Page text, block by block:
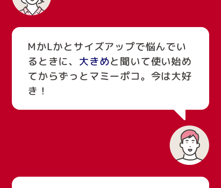
MかLかとサイズアップで悩んでい
るときに、 大きめと聞いて使い始め
てからずっとマミーポコ。今は大好
き！